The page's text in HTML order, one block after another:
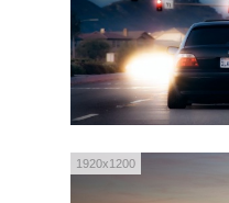
1920x1200